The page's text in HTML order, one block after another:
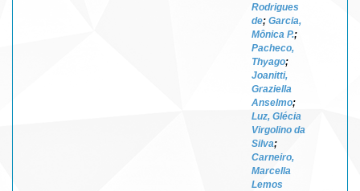
Rodrigues
de; Garcia,
Mônica P.;
Pacheco,
Thyago;
Joanitti,
Graziella
Anselmo;
Luz, Glécia
Virgolino da
Silva;
Carneiro,
Marcella
Lemos